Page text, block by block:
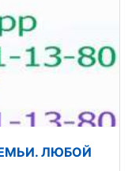
ЛЮБОЙ